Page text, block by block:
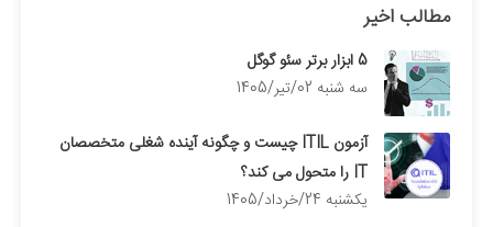
مطالب اخیر
5 ابزار برتر سئو گوگل
سه شنبه 02/تیر/1405
آزمون ITIL چیست و چگونه آینده شغلی متخصصان
IT را متحول می کند؟
يكشنبه 24/خرداد/1405